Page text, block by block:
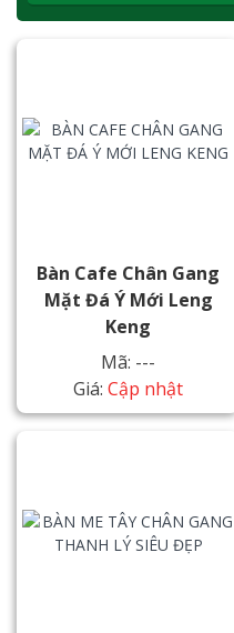
Bàn Cafe Chân Gang
Mặt Đá Ý Mới Leng
Keng
Mã: ---
Giá: Cập nhật